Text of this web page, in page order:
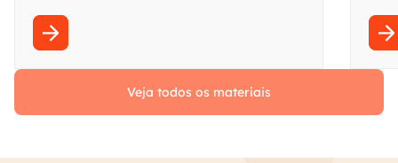
em qualquer linguagem.
Veja todos os materiais